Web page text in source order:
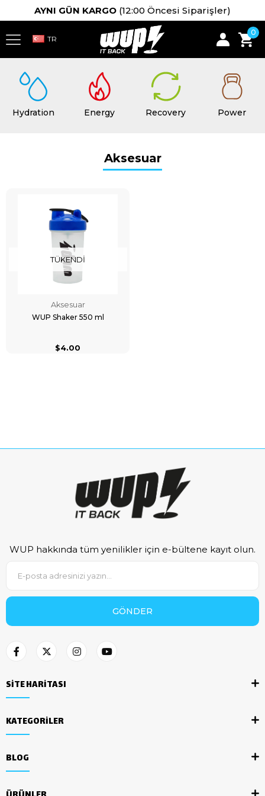
AYNI GÜN KARGO (12:00 Öncesi Siparişler)
0
Hydration Energy Recovery Power
Aksesuar
TÜKENDI
Aksesuar
WUP Shaker 550 ml
$4.00
WUP hakkında tüm yenilikler için e-bültene kayıt olun.
GÖNDER
SİTE HARİTASI
KATEGORİLER
BLOG